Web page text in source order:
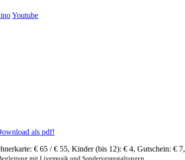
Youtube
als pdf!
€ 65 / € 55, Kinder (bis 12): € 4, Gutschein: € 7,
mit Livemusik und Sonderveranstaltungen